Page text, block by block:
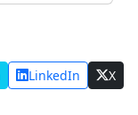
LinkedIn
X